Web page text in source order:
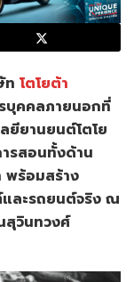
ท โตโยต้า
บุคคลภายนอกที่
ยียานยนต์โตโย
ารสอนทั้งด้าน
พร้อมสร้าง
ละรถยนต์จริง ณ
สุวินทวงศ์